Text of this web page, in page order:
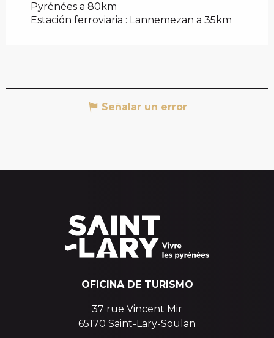
Pyrénées a 80km
Estación ferroviaria : Lannemezan a 35km
Señalar un error
OFICINA DE TURISMO
37 rue Vincent Mir
65170 Saint-Lary-Soulan